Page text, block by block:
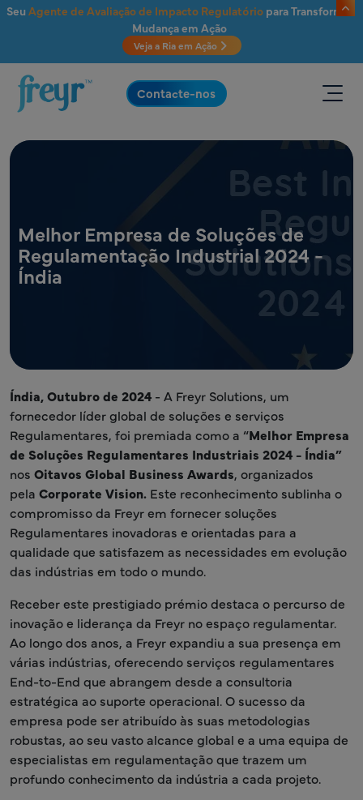
Saltar para o conteúdo principal
Seu Agente de Avaliação de Impacto Regulatóriopara Transformar
Mudança em Ação
Veja a Ria em Ação
.
Contacte-nos
Melhor Empresa de Soluções de
Regulamentação Industrial 2024 -
Índia
Índia, Outubro de 2024 - A Freyr Solutions, um
fornecedor líder global de soluções e serviços
Regulamentares, foi premiada como a “Melhor Empresa
de Soluções Regulamentares Industriais 2024 - Índia”
nos Oitavos Global Business Awards, organizados
pela Corporate Vision. Este reconhecimento sublinha o
compromisso da Freyr em fornecer soluções
Regulamentares inovadoras e orientadas para a
qualidade que satisfazem as necessidades em evolução
das indústrias em todo o mundo.
Receber este prestigiado prémio destaca o percurso de
inovação e liderança da Freyr no espaço regulamentar.
Ao longo dos anos, a Freyr expandiu a sua presença em
várias indústrias, oferecendo serviços regulamentares
End-to-End que abrangem desde a consultoria
estratégica ao suporte operacional. O sucesso da
empresa pode ser atribuído às suas metodologias
robustas, ao seu vasto alcance global e a uma equipa de
especialistas em regulamentação que trazem um
profundo conhecimento da indústria a cada projeto.